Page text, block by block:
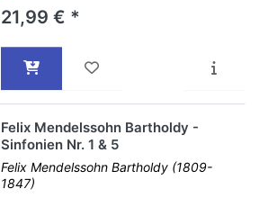
21,99 € *
Felix Mendelssohn Bartholdy -
Sinfonien Nr. 1 & 5
Felix Mendelssohn Bartholdy (1809-
1847)